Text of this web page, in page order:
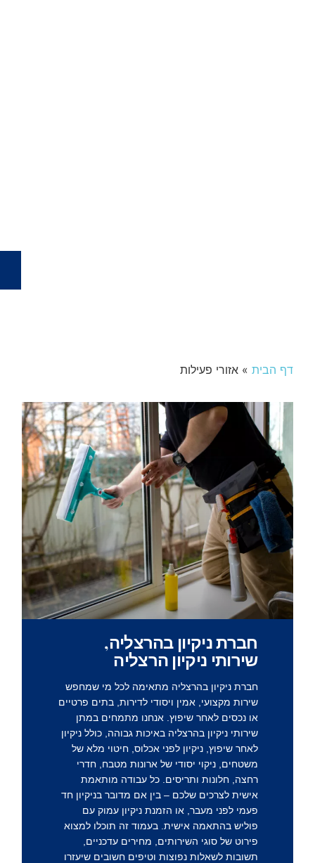
דף הבית »אזורי פעילות
חברת ניקיון בהרצליה,
שירותי ניקיון הרצליה
חברת ניקיון בהרצליה מתאימה לכל מי שמחפש
שירות מקצועי, אמין ויסודי לדירות, בתים פרטיים
או נכסים לאחר שיפוץ. אנחנו מתמחים במתן
שירותי ניקיון בהרצליה באיכות גבוהה, כולל ניקיון
לאחר שיפוץ, ניקיון לפני אכלוס, חיטוי מלא של
משטחים, ניקוי יסודי של ארונות מטבח, חדרי
רחצה, חלונות ותריסים. כל עבודה מותאמת
אישית לצרכים שלכם – בין אם מדובר בניקיון חד
פעמי לפני מעבר, או הזמנת ניקיון עמוק עם
פוליש בהתאמה אישית. בעמוד זה תוכלו למצוא
פירוט של סוגי השירותים, מחירים עדכניים,
תשובות לשאלות נפוצות וטיפים חשובים שיעזרו